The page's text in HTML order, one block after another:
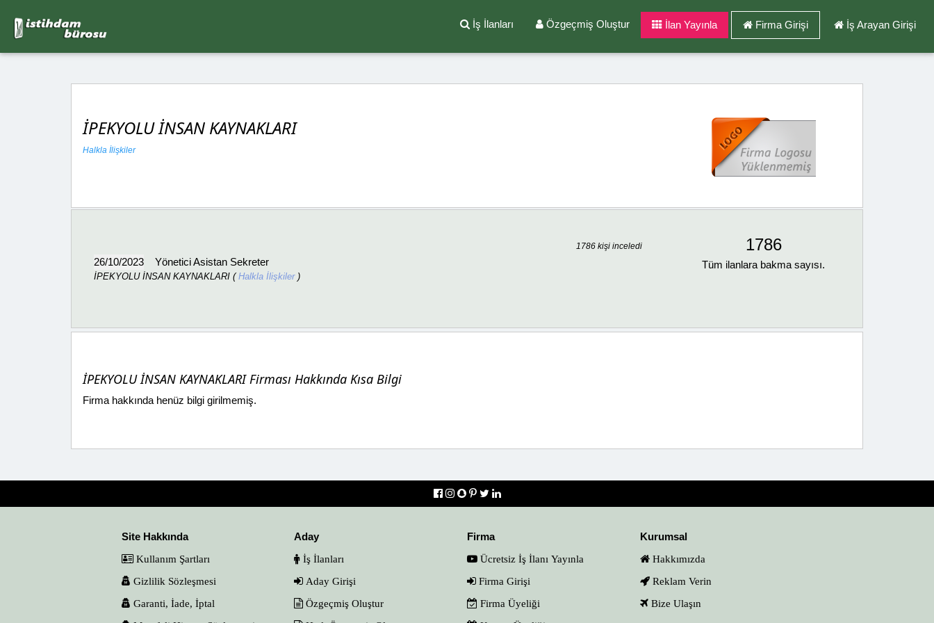
İş İlanları Özgeçmiş Oluştur İlan Yayınla Firma Girişi İş Arayan Girişi
İPEKYOLU İNSAN KAYNAKLARI
Halkla İlişkiler
26/10/2023 Yönetici Asistan Sekreter
İPEKYOLU İNSAN KAYNAKLARI ( Halkla İlişkiler)
1786 kişi inceledi 1786
Tüm ilanlara bakma sayısı.
İPEKYOLU İNSAN KAYNAKLARI Firması Hakkında Kısa Bilgi
Firma hakkında henüz bilgi girilmemiş.
Site Hakkında
Kullanım Şartları
Gizlilik Sözleşmesi
Garanti, İade, İptal
Aday
İş İlanları
Aday Girişi
Özgeçmiş Oluştur
Firma
Ücretsiz İş İlanı Yayınla
Firma Girişi
Firma Üyeliği
Kurumsal
Hakkımızda
Reklam Verin
Bize Ulaşın